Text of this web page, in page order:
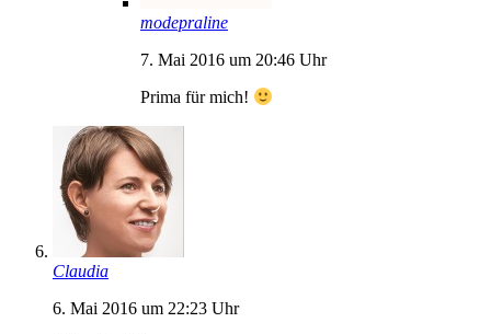
modepraline
7. Mai 2016 um 20:46 Uhr
Prima für mich!
Claudia
6. Mai 2016 um 22:23 Uhr